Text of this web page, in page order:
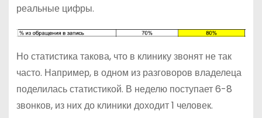
реальные цифры.
Но статистика такова, что в клинику звонят не так
часто. Например, в одном из разговоров владелеца
поделилась статистикой. В неделю поступает 6-8
звонков, из них до клиники доходит 1 человек.